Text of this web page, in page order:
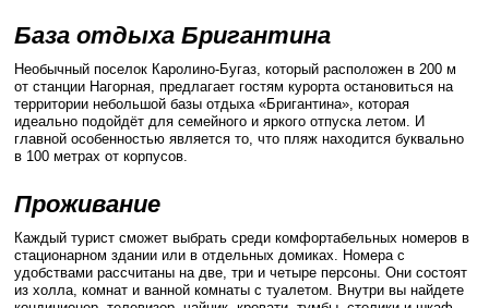
База отдыха Бригантина
Необычный поселок Каролино-Бугаз, который расположен в 200 м
от станции Нагорная, предлагает гостям курорта остановиться на
территории небольшой базы отдыха «Бригантина», которая
идеально подойдёт для семейного и яркого отпуска летом. И
главной особенностью является то, что пляж находится буквально
в 100 метрах от корпусов.
Проживание
Каждый турист сможет выбрать среди комфортабельных номеров в
стационарном здании или в отдельных домиках. Номера с
удобствами рассчитаны на две, три и четыре персоны. Они состоят
из холла, комнат и ванной комнаты с туалетом. Внутри вы найдете